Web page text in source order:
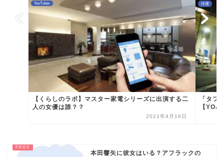
YouTuber
【くらしのラボ】マスター家電シリーズに出演する二
人の女優は誰？？
2021年4月16日
俳優
「タフ
【
本田響矢に彼女はいる？アフラックの